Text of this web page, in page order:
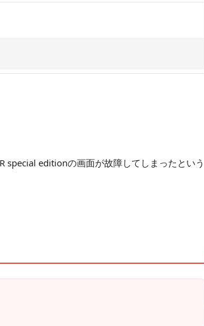
special editionの画面が故障してしまったという